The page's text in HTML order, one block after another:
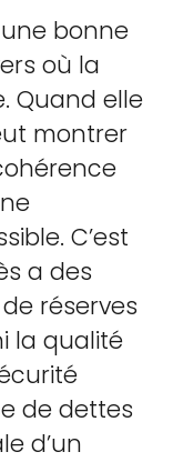
bonne
où la
Quand elle
montrer
C’est
a des
réserves
la qualité
de dettes
d’un